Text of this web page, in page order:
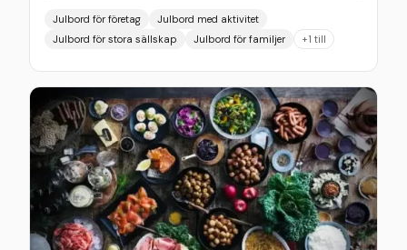
och en smakrik sharingmeny - allt i en miljö där det
är lika mycket fokus på att ha kul som att äta gott.
Från 21 november till 20 december förvandlas vår
lokal till Malmös kanske mest lekfulla julfestarena. Vi
snackar 90 minuter sittande middag med vår
specialkomponerade sharingmeny, följt av 90
minuter fartfylld pingis, där du kan utmana både
chefen och kollegorna i rundpingis eller vanlig match.
Ett vinnande koncept, bokstavligt talat.
Sharingmenyn - vår version av julmys Julen hos oss
är inte sill och risgrynsgröt. Istället får du njuta av en
Julbord för företag
Julbord med aktivitet
Julbord för stora sällskap
Julbord för familjer +1 till